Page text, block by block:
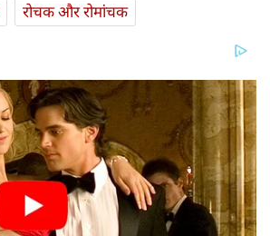
रोचक और रोमांचक